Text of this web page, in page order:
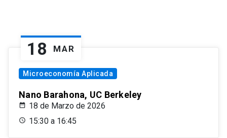
18 MAR
Microeconomía Aplicada
Nano Barahona, UC Berkeley
18 de Marzo de 2026
15:30 a 16:45